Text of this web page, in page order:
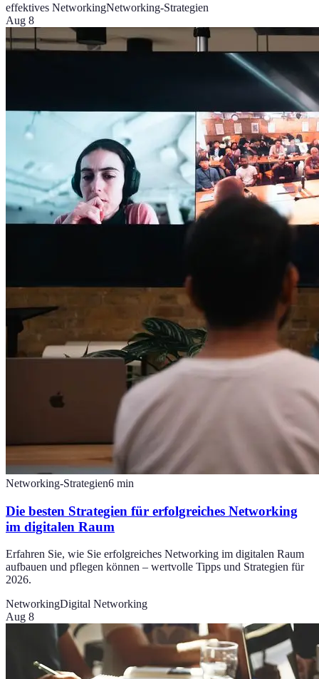
effektives NetworkingNetworking-Strategien
Aug 8
Networking-Strategien6 min
Die besten Strategien für erfolgreiches Networking
im digitalen Raum
Erfahren Sie, wie Sie erfolgreiches Networking im digitalen Raum
aufbauen und pflegen können – wertvolle Tipps und Strategien für
2026.
NetworkingDigital Networking
Aug 8